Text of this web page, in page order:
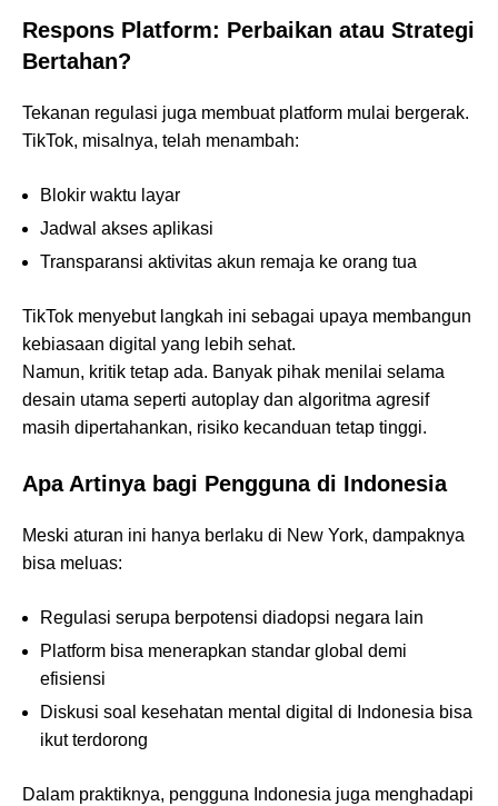
Respons Platform: Perbaikan atau Strategi
Bertahan?
Tekanan regulasi juga membuat platform mulai bergerak.
TikTok, misalnya, telah menambah:
Blokir waktu layar
Jadwal akses aplikasi
Transparansi aktivitas akun remaja ke orang tua
TikTok menyebut langkah ini sebagai upaya membangun
kebiasaan digital yang lebih sehat.
Namun, kritik tetap ada. Banyak pihak menilai selama
desain utama seperti autoplay dan algoritma agresif
masih dipertahankan, risiko kecanduan tetap tinggi.
Apa Artinya bagi Pengguna di Indonesia
Meski aturan ini hanya berlaku di New York, dampaknya
bisa meluas:
Regulasi serupa berpotensi diadopsi negara lain
Platform bisa menerapkan standar global demi
efisiensi
Diskusi soal kesehatan mental digital di Indonesia bisa
ikut terdorong
Dalam praktiknya, pengguna Indonesia juga menghadapi